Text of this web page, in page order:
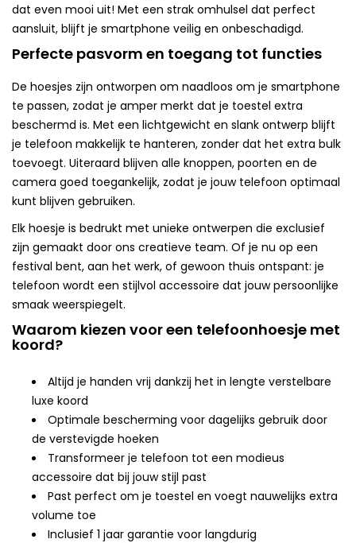
dat even mooi uit! Met een strak omhulsel dat perfect
aansluit, blijft je smartphone veilig en onbeschadigd.
Perfecte pasvorm en toegang tot functies
De hoesjes zijn ontworpen om naadloos om je smartphone
te passen, zodat je amper merkt dat je toestel extra
beschermd is. Met een lichtgewicht en slank ontwerp blijft
je telefoon makkelijk te hanteren, zonder dat het extra bulk
toevoegt. Uiteraard blijven alle knoppen, poorten en de
camera goed toegankelijk, zodat je jouw telefoon optimaal
kunt blijven gebruiken.
Elk hoesje is bedrukt met unieke ontwerpen die exclusief
zijn gemaakt door ons creatieve team. Of je nu op een
festival bent, aan het werk, of gewoon thuis ontspant: je
telefoon wordt een stijlvol accessoire dat jouw persoonlijke
smaak weerspiegelt.
Waarom kiezen voor een telefoonhoesje met
koord?
Altijd je handen vrij dankzij het in lengte verstelbare
luxe koord
Optimale bescherming voor dagelijks gebruik door
de verstevigde hoeken
Transformeer je telefoon tot een modieus
accessoire dat bij jouw stijl past
Past perfect om je toestel en voegt nauwelijks extra
volume toe
Inclusief 1 jaar garantie voor langdurig